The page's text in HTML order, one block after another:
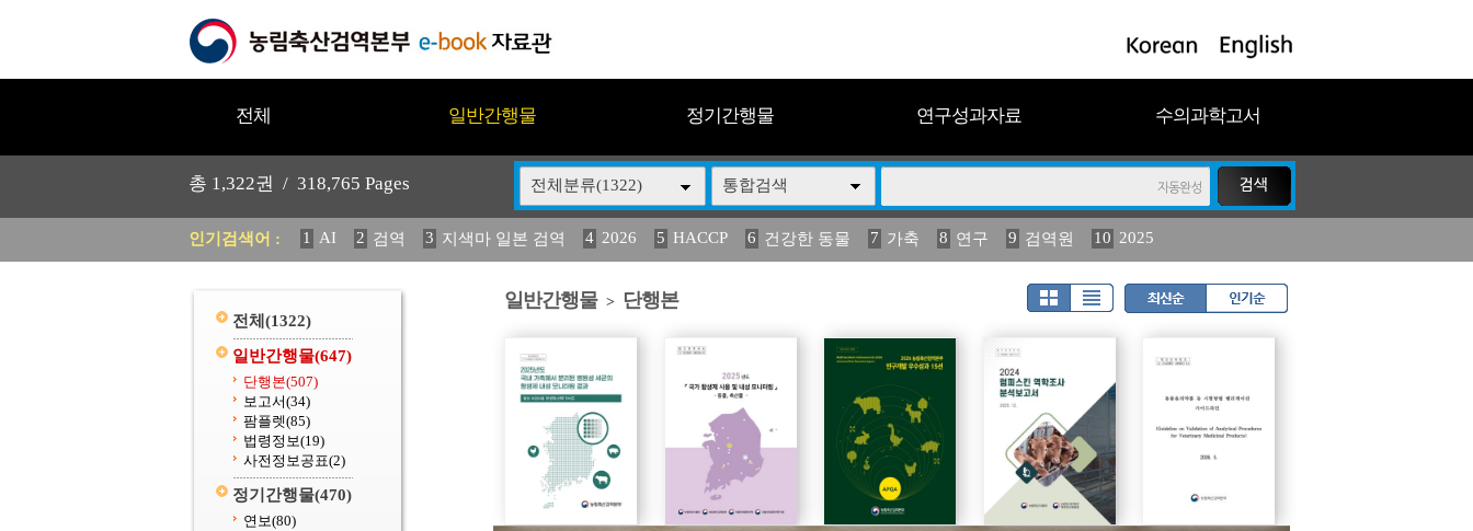
전체 일반간행물 정기간행물 연구성과자료 수의과학고서
총 1,322권 / 318,765 Pages 전체분류(1322) 통합검색
인기검색어 : 1 AI 2 검역 3 지색마 일본 검역 4 2026 5 HACCP 6 건강한 동물 7 가축 8 연구 9 검역원 10 2025
(2013년도) 식물
전체 (1322)
일반간행물(647)
단행본(507)
보고서(34)
팜플렛(85)
법령정보(19)
사전정보공표(2)
정기간행물(470)
연보(80)
일반간행물 > 단행본